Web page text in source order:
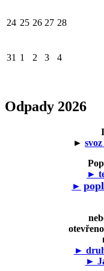
24 25 26 27 28
31 1 2 3 4
Odpady 2026
►
►
►
►
►